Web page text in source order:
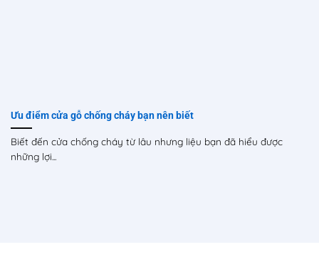
Ưu điểm cửa gỗ chống cháy bạn nên biết
Biết đến cửa chống cháy từ lâu nhưng liệu bạn đã hiểu được
những lợi...